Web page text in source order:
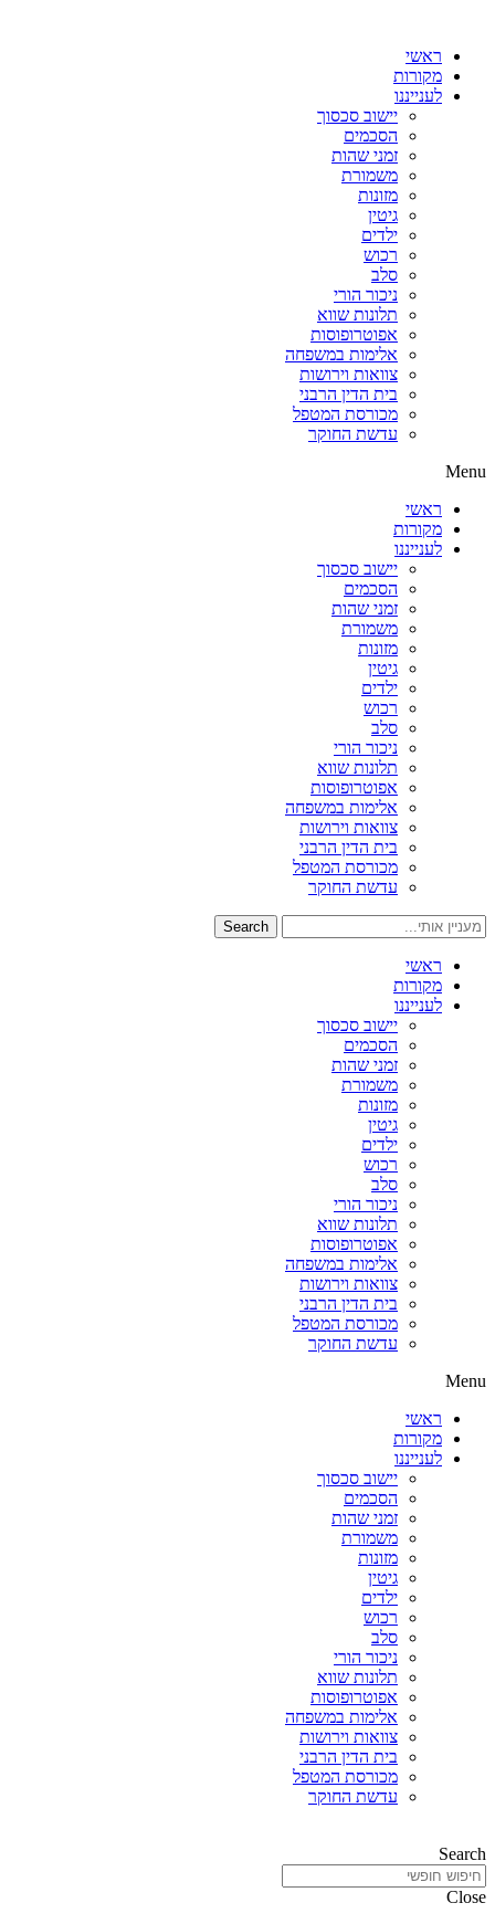
ראשי
מקורות
לענייננו
יישוב סכסוך
הסכמים
זמני שהות
משמורת
מזונות
גיטין
ילדים
רכוש
סלב
ניכור הורי
תלונות שווא
אפוטרופוסות
אלימות במשפחה
צוואות וירושות
בית הדין הרבני
מכורסת המטפל
עדשת החוקר
Menu
ראשי
מקורות
לענייננו
יישוב סכסוך
הסכמים
זמני שהות
משמורת
מזונות
גיטין
ילדים
רכוש
סלב
ניכור הורי
תלונות שווא
אפוטרופוסות
אלימות במשפחה
צוואות וירושות
בית הדין הרבני
מכורסת המטפל
עדשת החוקר
Search
ראשי
מקורות
לענייננו
יישוב סכסוך
הסכמים
זמני שהות
משמורת
מזונות
גיטין
ילדים
רכוש
סלב
ניכור הורי
תלונות שווא
אפוטרופוסות
אלימות במשפחה
צוואות וירושות
בית הדין הרבני
מכורסת המטפל
עדשת החוקר
Menu
ראשי
מקורות
לענייננו
יישוב סכסוך
הסכמים
זמני שהות
משמורת
מזונות
גיטין
ילדים
רכוש
סלב
ניכור הורי
תלונות שווא
אפוטרופוסות
אלימות במשפחה
צוואות וירושות
בית הדין הרבני
מכורסת המטפל
עדשת החוקר
Search
Close